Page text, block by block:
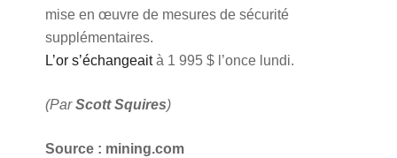
mise en œuvre de mesures de sécurité
supplémentaires.
L’or s’échangeaità 1 995 $ l’once lundi.
(ParScott Squires)
Source : mining.com